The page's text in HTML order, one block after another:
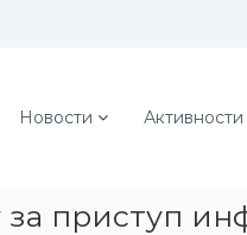
Новости Активности
приступ